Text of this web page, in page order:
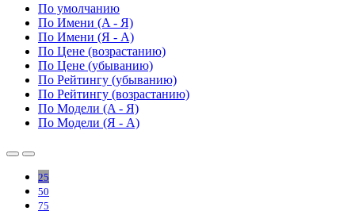
По умолчанию
По Имени (A - Я)
По Имени (Я - A)
По Цене (возрастанию)
По Цене (убыванию)
По Рейтингу (убыванию)
По Рейтингу (возрастанию)
По Модели (A - Я)
По Модели (Я - A)
25
50
75